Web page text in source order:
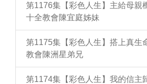
第1176集【彩色人生】主給母親
十全教會陳宜庭姊妹
第1175集【彩色人生】搭上真生
教會陳洲星弟兄
第1174集【彩色人生】我的信主